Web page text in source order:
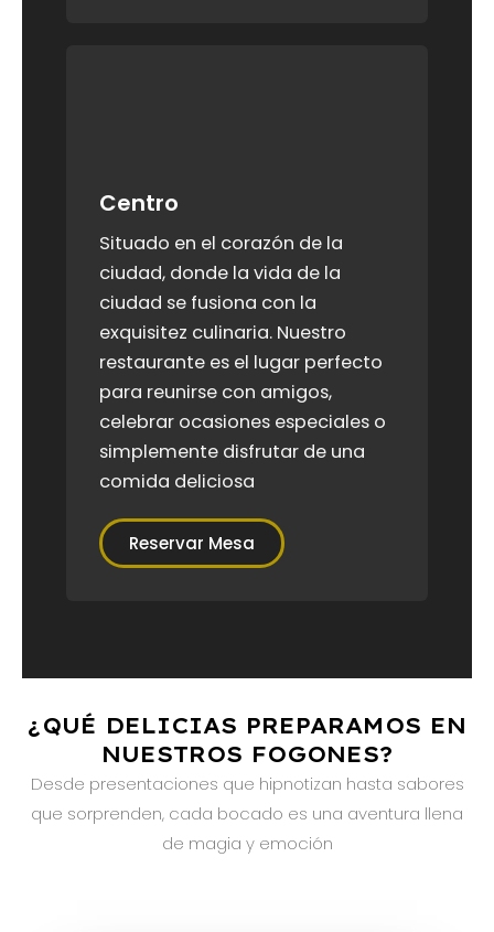
Centro
Situado en el corazón de la
ciudad, donde la vida de la
ciudad se fusiona con la
exquisitez culinaria. Nuestro
restaurante es el lugar perfecto
para reunirse con amigos,
celebrar ocasiones especiales o
simplemente disfrutar de una
comida deliciosa
Reservar Mesa
¿QUÉ DELICIAS PREPARAMOS EN
NUESTROS FOGONES?
Desde presentaciones que hipnotizan hasta sabores
que sorprenden, cada bocado es una aventura llena
de magia y emoción